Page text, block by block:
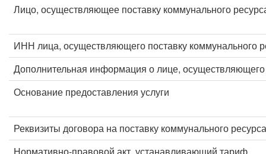
Лицо, осуществляющее поставку коммунального
ИНН лица, осуществляющего поставку коммунального
Дополнительная информация о лице, осуществляющего
Основание предоставления услуги
Реквизиты договора на поставку коммунального ресурса